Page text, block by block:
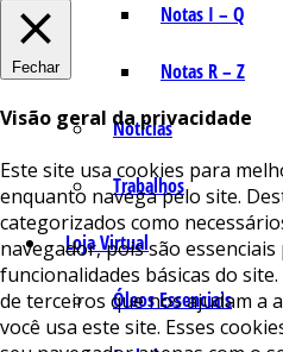
Notas I – Q
Notas R – Z
Notícias
Trabalhos
Loja Virtual
Óleos Essenciais
Fechar
Visão geral da privacidade
Este site usa cookies para
enquanto navega pelo site.
categorizados como
navegador, pois são
funcionalidades básicas do
de terceiros que nos ajudam a
você usa este site. Esses